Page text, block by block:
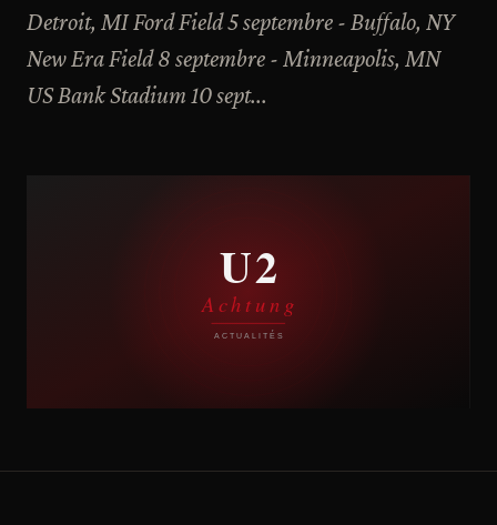
Detroit, MI Ford Field 5 septembre - Buffalo, NY
New Era Field 8 septembre - Minneapolis, MN
US Bank Stadium 10 sept...